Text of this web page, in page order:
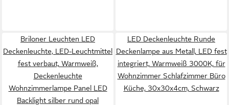
Briloner Leuchten LED
Deckenleuchte, LED-Leuchtmittel
fest verbaut, Warmweiß,
Deckenleuchte
Wohnzimmerlampe Panel LED
Backlight silber rund opal
LED Deckenleuchte Runde
Deckenlampe aus Metall, LED fest
integriert, Warmweiß 3000K, für
Wohnzimmer Schlafzimmer Büro
Küche, 30x30x4cm, Schwarz